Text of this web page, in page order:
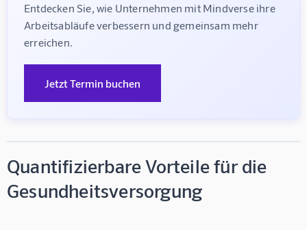
Entdecken Sie, wie Unternehmen mit Mindverse ihre
Arbeitsabläufe verbessern und gemeinsam mehr
erreichen.
Jetzt Termin buchen
Quantifizierbare Vorteile für die
Gesundheitsversorgung